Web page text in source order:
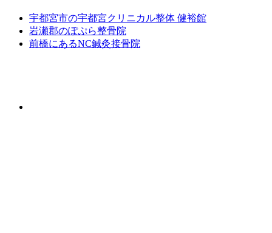
宇都宮市の宇都宮クリニカル整体 健裕館
岩瀬郡のぽぷら整骨院
前橋にあるNC鍼灸接骨院